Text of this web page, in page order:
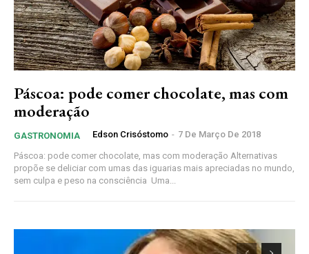
Páscoa: pode comer chocolate, mas com
moderação
GASTRONOMIA Edson Crisóstomo - 7 De Março De 2018
Páscoa: pode comer chocolate, mas com moderação Alternativas
propõe se deliciar com umas das iguarias mais apreciadas no mundo,
sem culpa e peso na consciência Uma...